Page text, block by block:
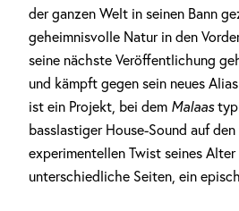
der ganzen Welt in seinen Bann
geheimnisvolle Natur in den
seine nächste Veröffentlichung
und kämpft gegen sein neues Alias
ist ein Projekt, bei dem Malaas
basslastiger House-Sound auf
experimentellen Twist seines
unterschiedliche Seiten, ein